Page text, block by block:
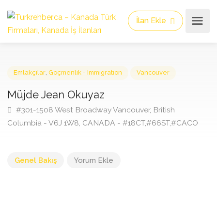
İlan Ekle
Müjde Jean Okuyaz
#301-1508 West Broadway Vancouver, British
Genel Bakış Yorum Ekle